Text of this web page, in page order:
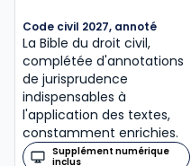
Code civil 2027, annoté
La Bible du droit civil,
complétée d'annotations
de jurisprudence
indispensables à
l'application des textes,
constamment enrichies.
Supplément numérique
inclus